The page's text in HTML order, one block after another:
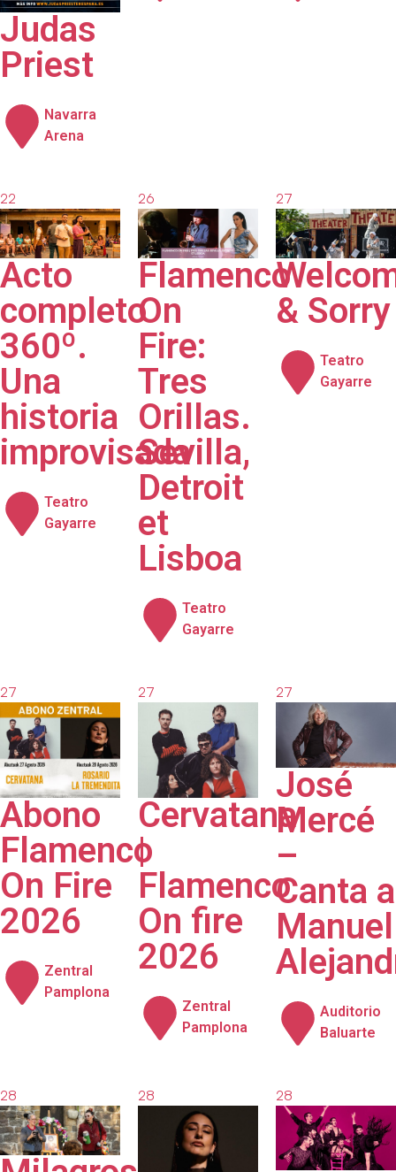
Judas
Priest
Navarra
Arena
22
agosto
2026
Acto
completo
360º.
Una
historia
improvisada
Teatro
Gayarre
26
agosto
2026
Flamenco
On
Fire:
Tres
Orillas.
Sevilla,
Detroit
et
Lisboa
Teatro
Gayarre
27
agosto
2026
& Sorry
Teatro
Gayarre
27
agosto
2026
Abono
Flamenco
On Fire
2026
Zentral
Pamplona
27
agosto
2026
Cervatana
|
Flamenco
On fire
2026
Zentral
Pamplona
27
agosto
2026
José
Mercé
–
Canta a
Manuel
Auditorio
Baluarte
28
agosto
2026
28
28
agosto
2026